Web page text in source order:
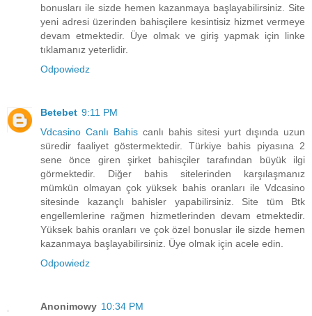
bonusları ile sizde hemen kazanmaya başlayabilirsiniz. Site
yeni adresi üzerinden bahisçilere kesintisiz hizmet vermeye
devam etmektedir. Üye olmak ve giriş yapmak için linke
tıklamanız yeterlidir.
Odpowiedz
Betebet 9:11 PM
Vdcasino Canlı Bahis canlı bahis sitesi yurt dışında uzun
süredir faaliyet göstermektedir. Türkiye bahis piyasına 2
sene önce giren şirket bahisçiler tarafından büyük ilgi
görmektedir. Diğer bahis sitelerinden karşılaşmanız
mümkün olmayan çok yüksek bahis oranları ile Vdcasino
sitesinde kazançlı bahisler yapabilirsiniz. Site tüm Btk
engellemlerine rağmen hizmetlerinden devam etmektedir.
Yüksek bahis oranları ve çok özel bonuslar ile sizde hemen
kazanmaya başlayabilirsiniz. Üye olmak için acele edin.
Odpowiedz
Anonimowy 10:34 PM